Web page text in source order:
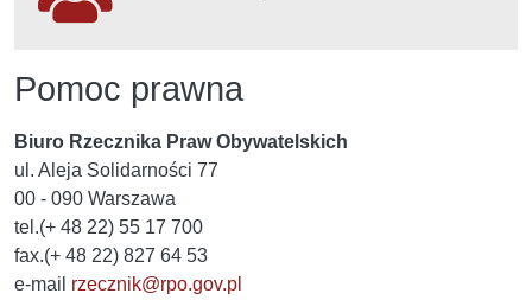
Pomoc prawna
Biuro Rzecznika Praw Obywatelskich
ul. Aleja Solidarności 77
00 - 090 Warszawa
tel.(+ 48 22) 55 17 700
fax.(+ 48 22) 827 64 53
e-mail rzecznik@rpo.gov.pl